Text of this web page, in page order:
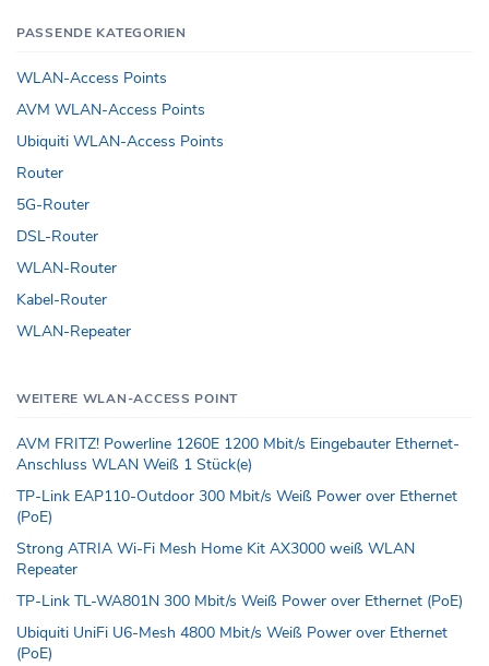
PASSENDE KATEGORIEN
WLAN-Access Points
AVM WLAN-Access Points
Ubiquiti WLAN-Access Points
Router
5G-Router
DSL-Router
WLAN-Router
Kabel-Router
WLAN-Repeater
WEITERE WLAN-ACCESS POINT
AVM FRITZ! Powerline 1260E 1200 Mbit/s Eingebauter Ethernet-
Anschluss WLAN Weiß 1 Stück(e)
TP-Link EAP110-Outdoor 300 Mbit/s Weiß Power over Ethernet
(PoE)
Strong ATRIA Wi-Fi Mesh Home Kit AX3000 weiß WLAN
Repeater
TP-Link TL-WA801N 300 Mbit/s Weiß Power over Ethernet (PoE)
Ubiquiti UniFi U6-Mesh 4800 Mbit/s Weiß Power over Ethernet
(PoE)